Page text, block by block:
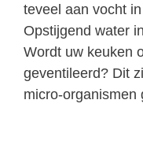
teveel aan vocht
Opstijgend water
Wordt uw keuken
geventileerd? Dit
micro-organismen